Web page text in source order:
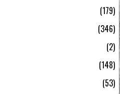
179
346
2
148
53